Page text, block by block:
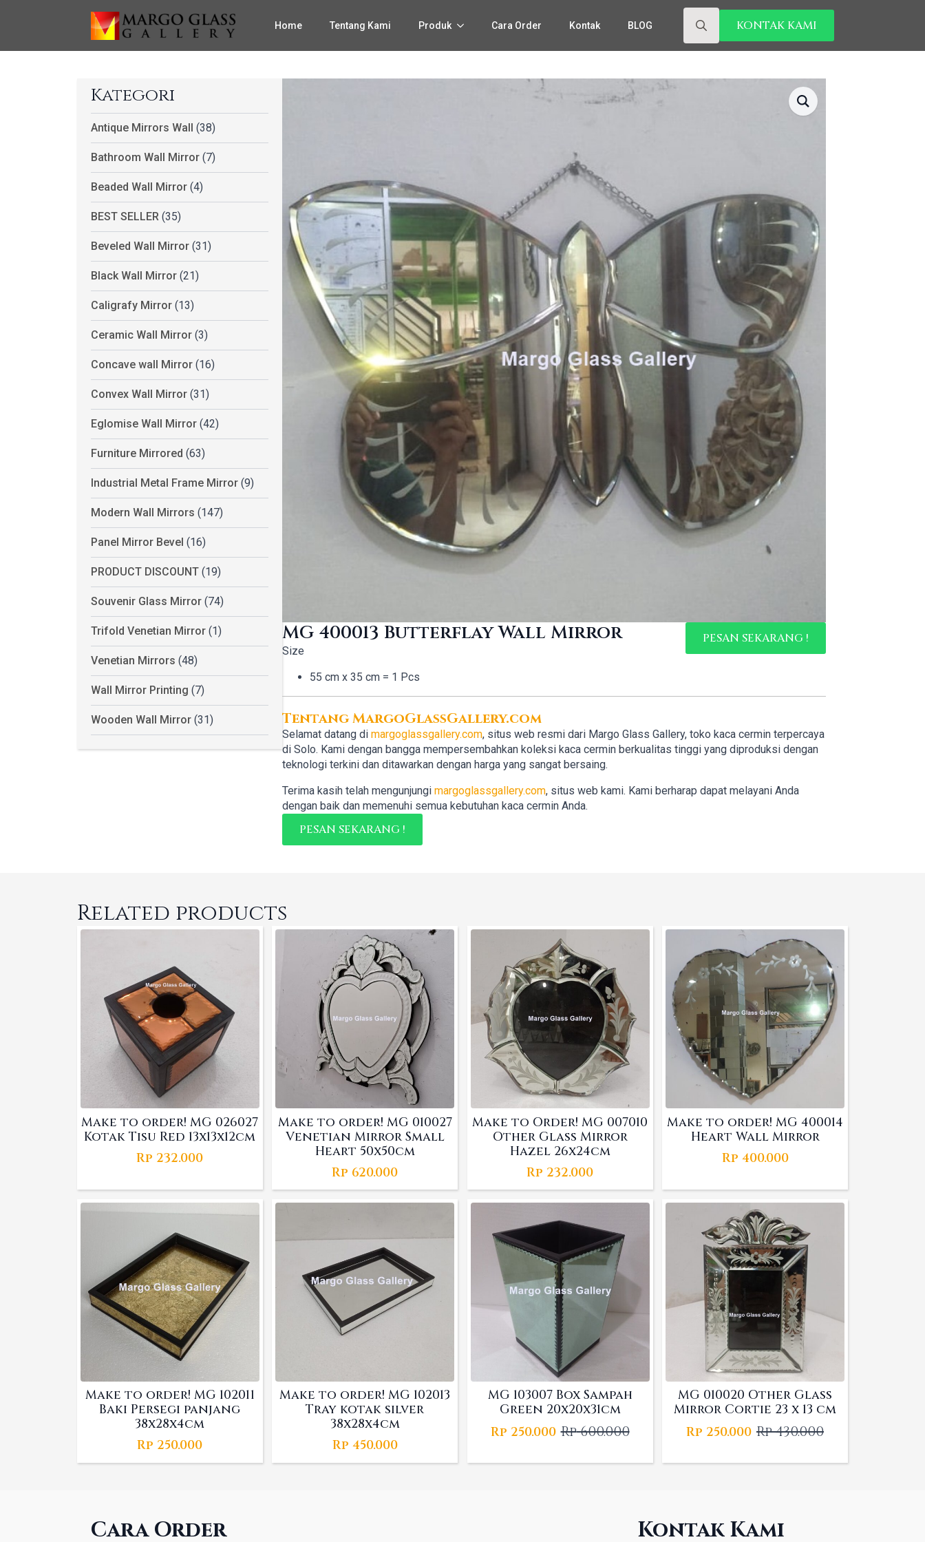
Home Tentang Kami Produk Cara Order Kontak BLOG
Search
KONTAK KAMI
Kategori
Antique Mirrors Wall (38)
Bathroom Wall Mirror (7)
Beaded Wall Mirror (4)
BEST SELLER (35)
Beveled Wall Mirror (31)
Black Wall Mirror (21)
Caligrafy Mirror (13)
Ceramic Wall Mirror (3)
Concave wall Mirror (16)
Convex Wall Mirror (31)
Eglomise Wall Mirror (42)
Furniture Mirrored (63)
Industrial Metal Frame Mirror (9)
Modern Wall Mirrors (147)
Panel Mirror Bevel (16)
PRODUCT DISCOUNT (19)
Souvenir Glass Mirror (74)
Trifold Venetian Mirror (1)
Venetian Mirrors (48)
Wall Mirror Printing (7)
Wooden Wall Mirror (31)
MG 400013 Butterflay Wall Mirror
Size
55 cm x 35 cm = 1 Pcs
PESAN SEKARANG !
Tentang MargoGlassGallery.com
Selamat datang di margoglassgallery.com, situs web resmi dari Margo Glass Gallery, toko kaca cermin terpercaya
di Solo. Kami dengan bangga mempersembahkan koleksi kaca cermin berkualitas tinggi yang diproduksi dengan
teknologi terkini dan ditawarkan dengan harga yang sangat bersaing.
Terima kasih telah mengunjungi margoglassgallery.com, situs web kami. Kami berharap dapat melayani Anda
dengan baik dan memenuhi semua kebutuhan kaca cermin Anda.
PESAN SEKARANG !
Related products
Make to order! MG 026027
Kotak Tisu Red 13x13x12cm
Rp 232.000
Make to order! MG 010027
Venetian Mirror Small
Heart 50x50cm
Rp 620.000
Make to Order! MG 007010
Other Glass Mirror
Hazel 26x24cm
Rp 232.000
Make to order! MG 400014
Heart Wall Mirror
Rp 400.000
Make to order! MG 102011
Baki Persegi panjang
38x28x4cm
Rp 250.000
Make to order! MG 102013
Tray kotak silver
38x28x4cm
Rp 450.000
MG 103007 Box Sampah
Green 20x20x31cm
Rp600.000
Original
was:
Rp 250.000 Current
is:
MG 010020 Other Glass
Mirror Cortie 23 x 13 cm
Rp430.000
Original
was:
Rp 250.000 Current
is:
Cara Order Kontak Kami